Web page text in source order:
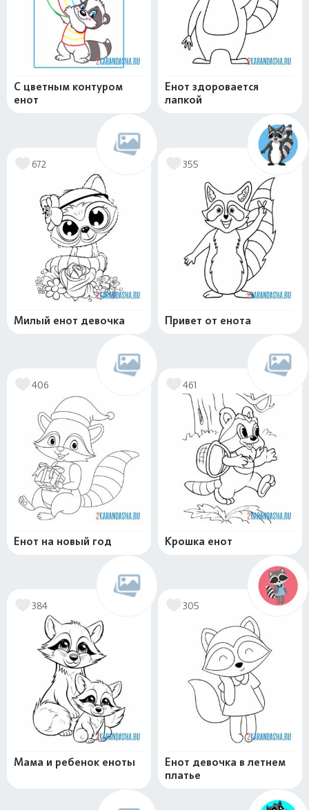
С цветным контуром
енот
Енот здоровается
лапкой
672
Милый енот девочка
355
Привет от енота
406
Енот на новый год
461
Крошка енот
384
Мама и ребенок еноты
305
Енот девочка в летнем
платье